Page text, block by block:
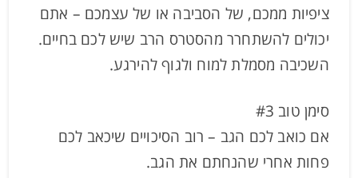
ציפיות ממכם, של הסביבה או של עצמכם – אתם
יכולים להשתחרר מהסטרס הרב שיש לכם בחיים.
השכיבה מסמלת למוח ולגוף להירגע.
סימן טוב #3
אם כואב לכם הגב – רוב הסיכויים שיכאב לכם
פחות אחרי שהנחתם את הגב.